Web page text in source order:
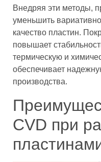
Внедряя эти методы,
уменьшить
качество пластин.
повышает
термическую и
обеспечивает
производства.
CVD при